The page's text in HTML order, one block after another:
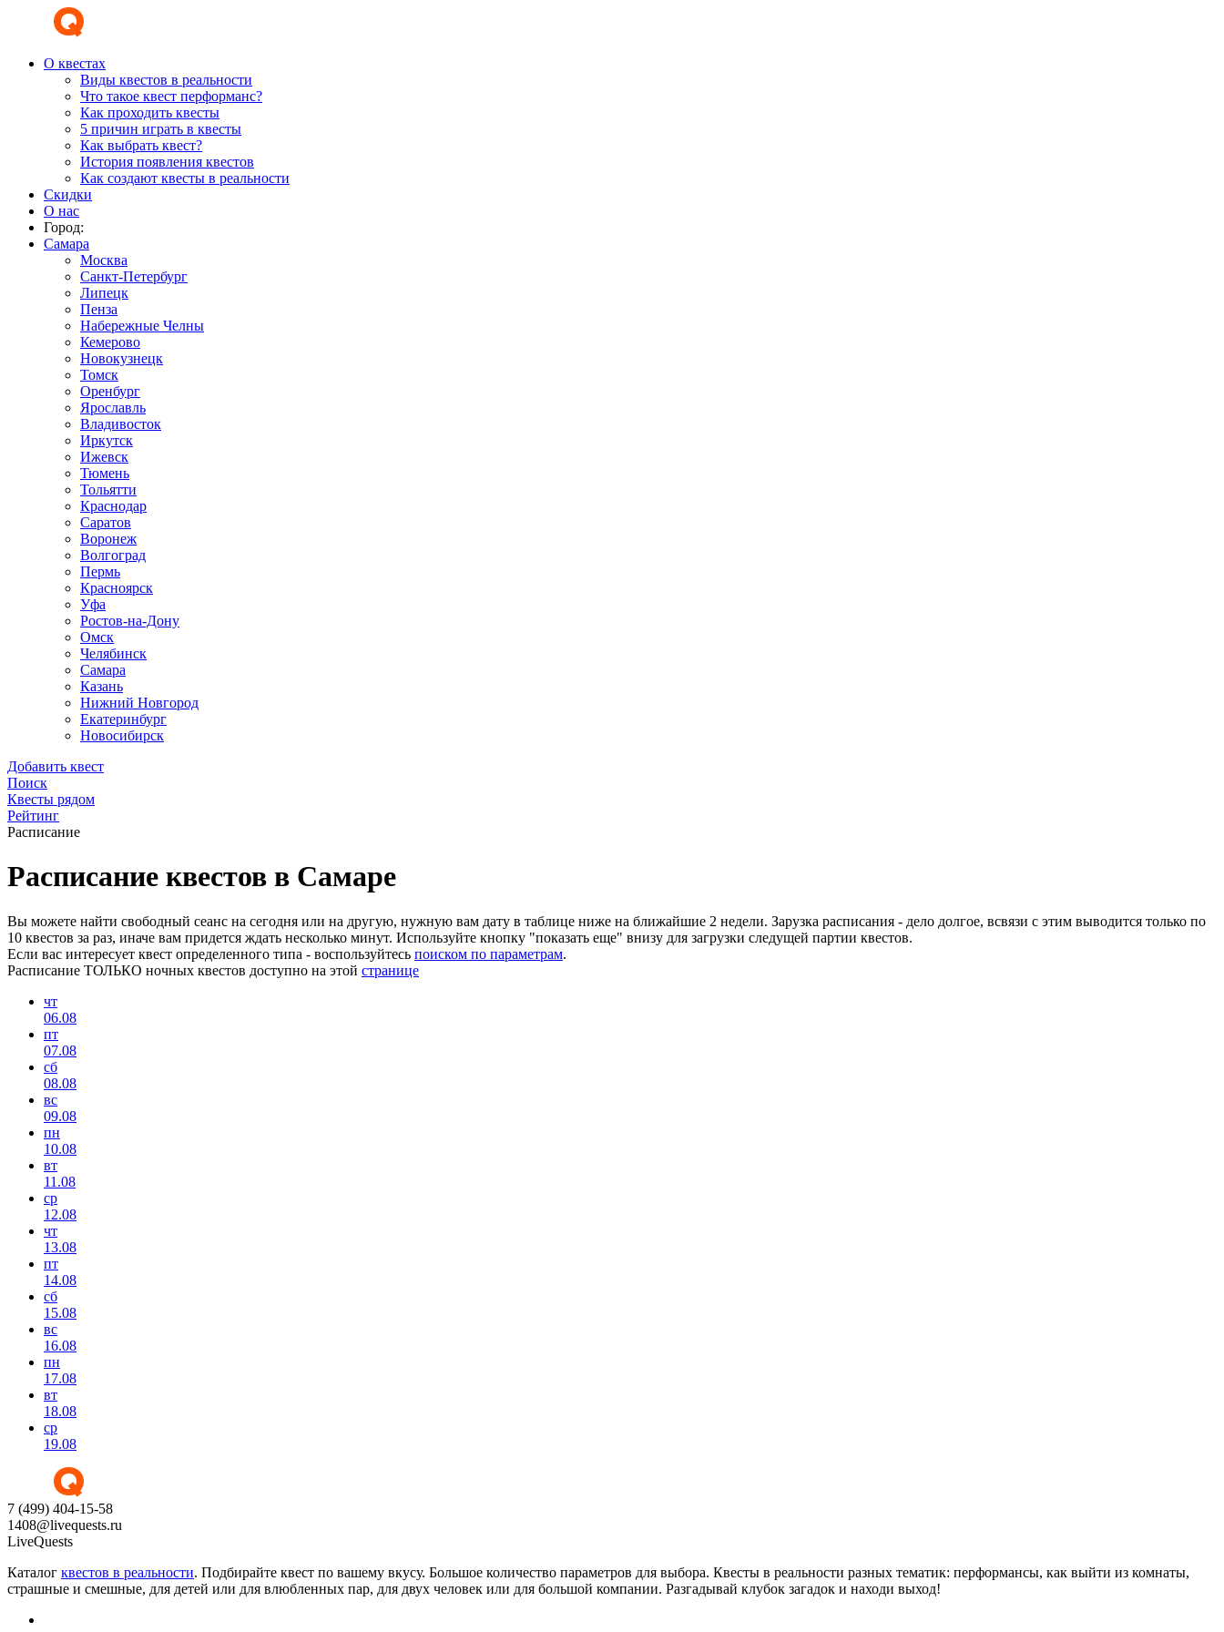
О квестах
Виды квестов в реальности
Что такое квест перформанс?
Как проходить квесты
5 причин играть в квесты
Как выбрать квест?
История появления квестов
Как создают квесты в реальности
Скидки
О нас
Город:
Самара
Москва
Санкт-Петербург
Липецк
Пенза
Набережные Челны
Кемерово
Новокузнецк
Томск
Оренбург
Ярославль
Владивосток
Иркутск
Ижевск
Тюмень
Тольятти
Краснодар
Саратов
Воронеж
Волгоград
Пермь
Красноярск
Уфа
Ростов-на-Дону
Омск
Челябинск
Самара
Казань
Нижний Новгород
Екатеринбург
Новосибирск
Добавить квест
Поиск
Квесты рядом
Рейтинг
Расписание
Расписание квестов в Самаре
Вы можете найти свободный сеанс на сегодня или на другую, нужную вам дату в таблице ниже на ближайшие 2 недели. Зарузка расписания - дело долгое, всвязи с этим выводится только по
10 квестов за раз, иначе вам придется ждать несколько минут. Используйте кнопку "показать еще" внизу для загрузки следущей партии квестов.
Если вас интересует квест определенного типа - воспользуйтесь поиском по параметрам.
Расписание ТОЛЬКО ночных квестов доступно на этой странице
чт
06.08
пт
07.08
сб
08.08
вс
09.08
пн
10.08
вт
11.08
ср
12.08
чт
13.08
пт
14.08
сб
15.08
вс
16.08
пн
17.08
вт
18.08
ср
19.08
7 (499) 404-15-58
1408@livequests.ru
LiveQuests
Каталог квестов в реальности. Подбирайте квест по вашему вкусу. Большое количество параметров для выбора. Квесты в реальности разных тематик: перформансы, как выйти из комнаты,
страшные и смешные, для детей или для влюбленных пар, для двух человек или для большой компании. Разгадывай клубок загадок и находи выход!